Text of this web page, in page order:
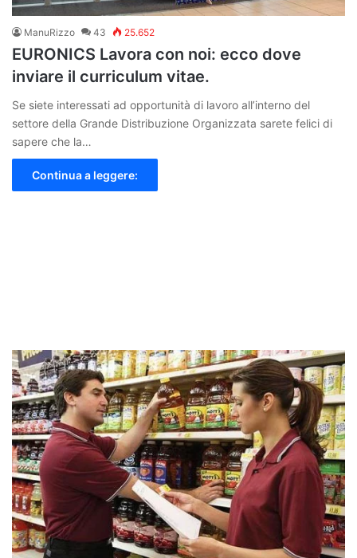
ManuRizzo 43 25.652
EURONICS Lavora con noi: ecco dove
inviare il curriculum vitae.
Se siete interessati ad opportunità di lavoro all’interno del
settore della Grande Distribuzione Organizzata sarete felici di
sapere che la…
Continua a leggere: